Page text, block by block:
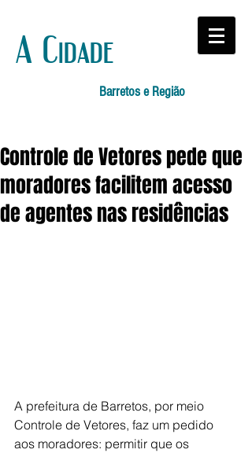
A Cidade
Barretos e Região
Controle de Vetores pede que
moradores facilitem acesso
de agentes nas residências
A prefeitura de Barretos, por meio
Controle de Vetores, faz um pedido
aos moradores: permitir que os